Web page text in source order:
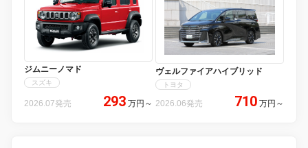
ジムニーノマド
スズキ
2026.07発売 293 万円 ～
ヴェルファイアハイブリッド
トヨタ
2026.06発売 710 万円 ～